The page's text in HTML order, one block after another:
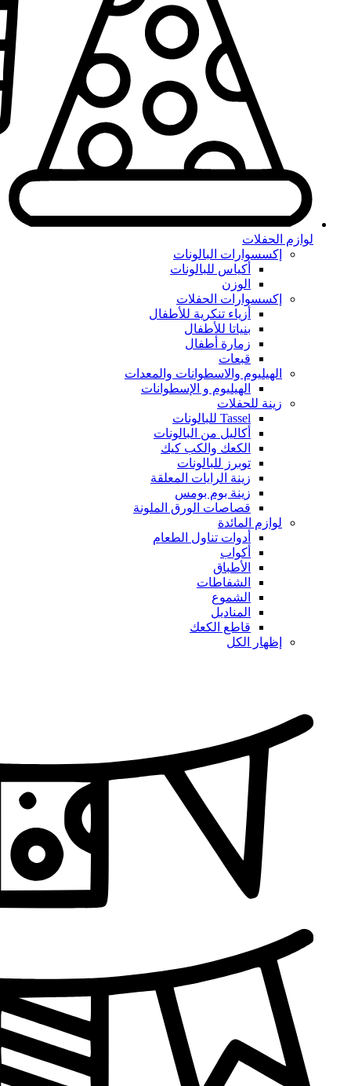
لوازم الحفلات
إكسسوارات البالونات
أكياس للبالونات
الوزن
إكسسوارات الحفلات
أزياء تنكرية للأطفال
بنياتا للأطفال
زمارة أطفال
قبعات
الهيليوم والاسطوانات والمعدات
الهيليوم و الإسطوانات
زينة للحفلات
Tassel للبالونات
أكاليل من البالونات
الكعك والكب كيك
توبرز للبالونات
زينة الرايات المعلقة
زينة بوم بومس
قصاصات الورق الملونة
لوازم المائدة
أدوات تناول الطعام
أكواب
الأطباق
الشفاطات
الشموع
المناديل
قاطع الكعك
إظهار الكل